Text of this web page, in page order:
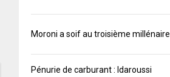
Moroni a soif au troisième millénaire
Pénurie de carburant : Idaroussi